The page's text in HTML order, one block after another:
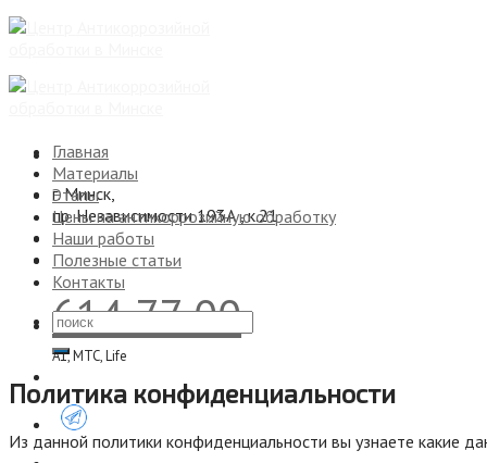
Skip
to
г. Минск,
пр. Независимости 193А , к.21
614 77 00
А1, МТС, Life
Главная
Mатериалы
Этапы
Цены на антикоррозийную обработку
Наши работы
Полезные статьи
Контакты
Политика конфиденциальности
Из данной политики конфиденциальности вы узнаете какие